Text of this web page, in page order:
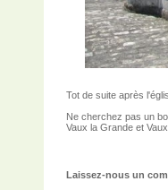
Tot de suite après
Ne cherchez pas un
Vaux la Grande et
Laissez-nous un